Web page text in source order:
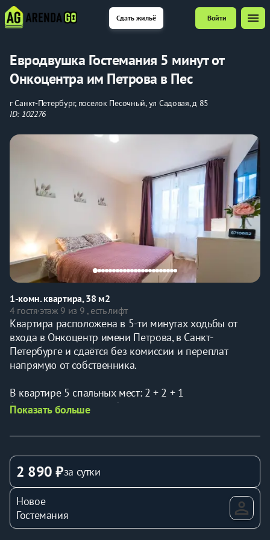
Сдать жильё Войти menu
Евродвушка Гостемания 5 минут от
Онкоцентра им Петрова в Пес
г Санкт-Петербург, поселок Песочный, ул Садовая, д 85
ID: 102276
1-комн. квартира, 38 м2
4 гостя·этаж 9 из 9 , есть лифт
Квартира расположена в 5-ти минутах ходьбы от
входа в Онкоцентр имени Петрова, в Санкт-
Петербурге и сдаётся без комиссии и переплат
напрямую от собственника.
В квартире 5 спальных мест: 2 + 2 + 1
(дополнительное место)
Квартира расположена на 9-м этаже 9-ти этажного
лифту без ступенек для легкого доступа.
В пешей доступности расположены:
Минздрава России в посёлке Песочный -1 час на
транспорте
Показать больше
2 890 ₽за сутки
Новое
Гостемания